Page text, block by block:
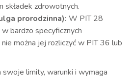
składek zdrowotnych.
prorodzinna): W PIT 28
bardzo specyficznych
można jej rozliczyć w PIT 36 lub
swoje limity, warunki i wymaga